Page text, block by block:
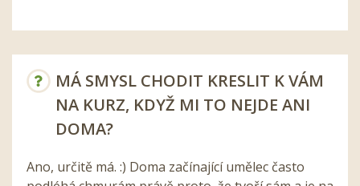
MÁ SMYSL CHODIT KRESLIT K VÁM
NA KURZ, KDYŽ MI TO NEJDE ANI
DOMA?
Ano, určitě má. :) Doma začínající umělec často